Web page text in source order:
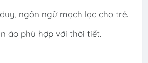
ngôn ngữ mạch lạc cho trẻ.
áo phù hợp với thời tiết.